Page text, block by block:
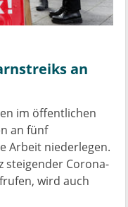
an
im öffentlichen
an fünf
Arbeit niederlegen.
steigender Corona-
wird auch